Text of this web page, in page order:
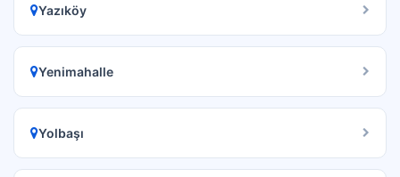
Yazıköy
Yenimahalle
Yolbaşı